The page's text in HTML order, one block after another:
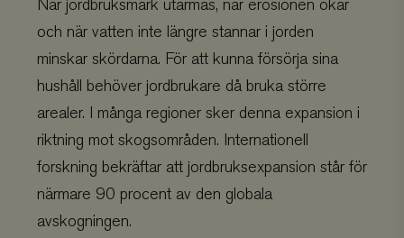
När jordbruksmark utarmas, när erosionen ökar
och när vatten inte längre stannar i jorden
minskar skördarna. För att kunna försörja sina
hushåll behöver jordbrukare då bruka större
arealer. I många regioner sker denna expansion i
riktning mot skogsområden. Internationell
forskning bekräftar att jordbruksexpansion står för
närmare 90 procent av den globala
avskogningen.